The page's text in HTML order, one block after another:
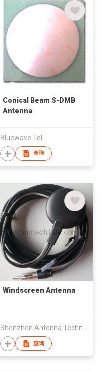
Conical Beam S-DMB
Antenna
Bluewave Tel
查询
Windscreen Antenna
Shenzhen Antenna Technology Co Ltd
查询